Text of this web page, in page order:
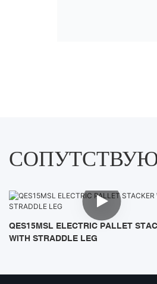
QES15MSL ELECTRIC PALLET
WITH STRADDLE LEG